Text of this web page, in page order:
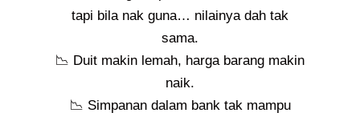
tapi bila nak guna… nilainya dah tak
sama.
📉 Duit makin lemah, harga barang makin
naik.
📉 Simpanan dalam bank tak mampu